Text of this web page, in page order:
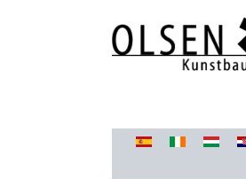
Select your language